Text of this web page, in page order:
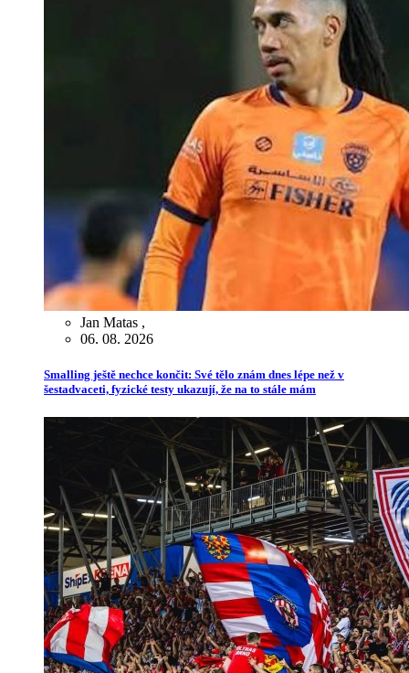
Jan Matas ,
06. 08. 2026
Smalling ještě nechce končit: Své tělo znám dnes lépe než v
šestadvaceti, fyzické testy ukazují, že na to stále mám